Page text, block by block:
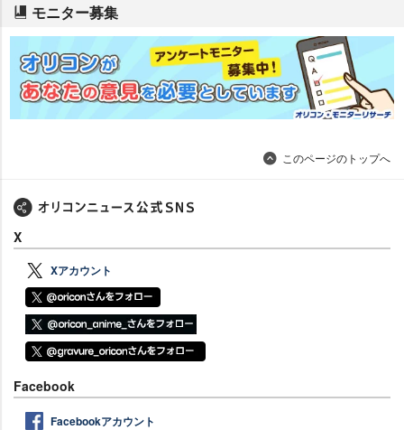
モニター募集
このページのトップへ
X
Xアカウント
Facebook
Facebookアカウント